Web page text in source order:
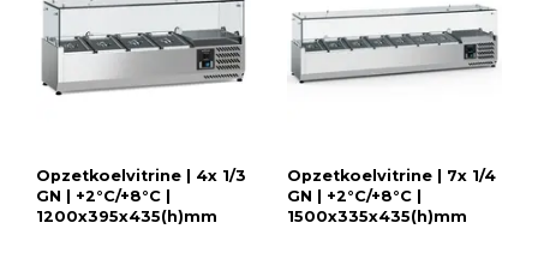
Opzetkoelvitrine | 4x 1/3
GN | +2°C/+8°C |
1200x395x435(h)mm
Opzetkoelvitrine | 7x 1/4
GN | +2°C/+8°C |
1500x335x435(h)mm